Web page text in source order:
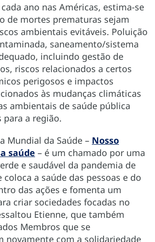
ano nas Américas, estima-se
de mortes prematuras sejam
ambientais evitáveis. Poluição
saneamento/sistema
incluindo gestão de
riscos relacionados a certos
perigosos e impactos
às mudanças climáticas
ambientais de saúde pública
a região.
Mundial da Saúde – Nosso
saúde – é um chamado por uma
e saudável da pandemia de
coloca a saúde das pessoas e do
das ações e fomenta um
criar sociedades focadas no
Etienne, que também
Membros que se
novamente com a solidariedade